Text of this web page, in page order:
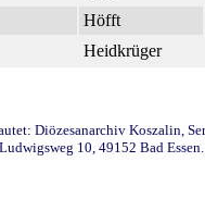
Höfft
Heidkrüger
Diözesanarchiv Koszalin,
10, 49152 Bad